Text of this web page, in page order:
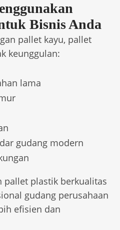
Bisnis Anda
pallet kayu, pallet
keunggulan:
lama
gudang modern
pallet plastik berkualitas
gudang perusahaan
efisien dan